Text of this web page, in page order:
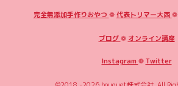
完全無添加手作りおやつ ❁代表トリマー大西❁
ブログ❁ オンライン講座
Instagram ❁Twitter